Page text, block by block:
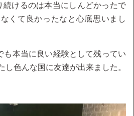
続けるのは本当にしんどかったで
くて良かったなと心底思いまし
も本当に良い経験として残ってい
し色んな国に友達が出来ました。